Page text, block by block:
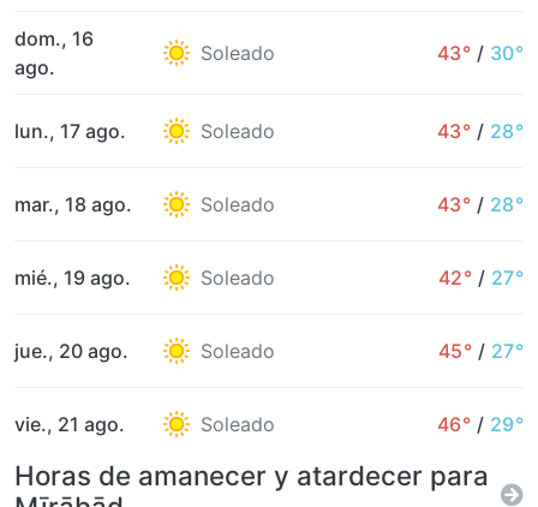
dom., 16
ago.
Soleado 43° / 30°
lun., 17 ago. Soleado 43° / 28°
mar., 18 ago. Soleado 43° / 28°
mié., 19 ago. Soleado 42° / 27°
jue., 20 ago. Soleado 45° / 27°
vie., 21 ago. Soleado 46° / 29°
Horas de amanecer y atardecer para